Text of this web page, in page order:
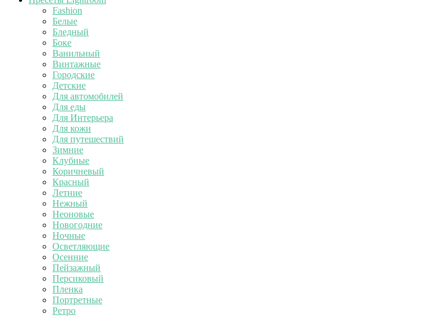
Fashion
Белые
Бледный
Боке
Ванильный
Винтажные
Городские
Детские
Для автомобилей
Для еды
Для Интерьера
Для кожи
Для путешествий
Зимние
Клубные
Коричневый
Красный
Летние
Нежный
Неоновые
Новогодние
Ночные
Осветляющие
Осенние
Пейзажный
Персиковый
Пленка
Портретные
Ретро